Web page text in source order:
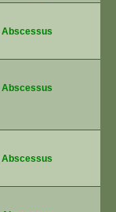
Abscessus
Abscessus
Abscessus